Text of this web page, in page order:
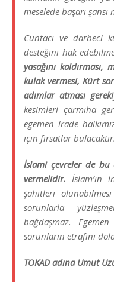
meselede başarı
Cuntacı ve darbeci
desteğini hak
yasağını
kulak vermesi, Kürt
adımlar atması
kesimleri çarmıha
egemen irade
için fırsatlar bulacaktır.
İslami çevreler de
vermelidir.
şahitleri
sorunlarla
bağdaşmaz.
sorunların etrafını
TOKAD adına Umut